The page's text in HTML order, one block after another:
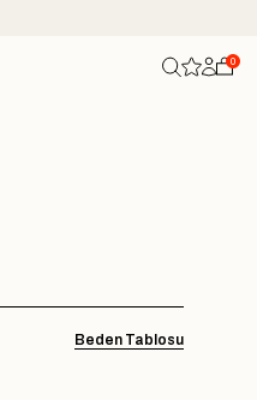
0
Beden Tablosu